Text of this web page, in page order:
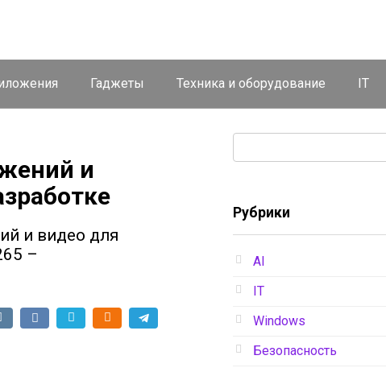
Гаджеты Техника и оборудование IT
и
и видео для
–
Рубрики
AI
IT
Windows
Безопасность